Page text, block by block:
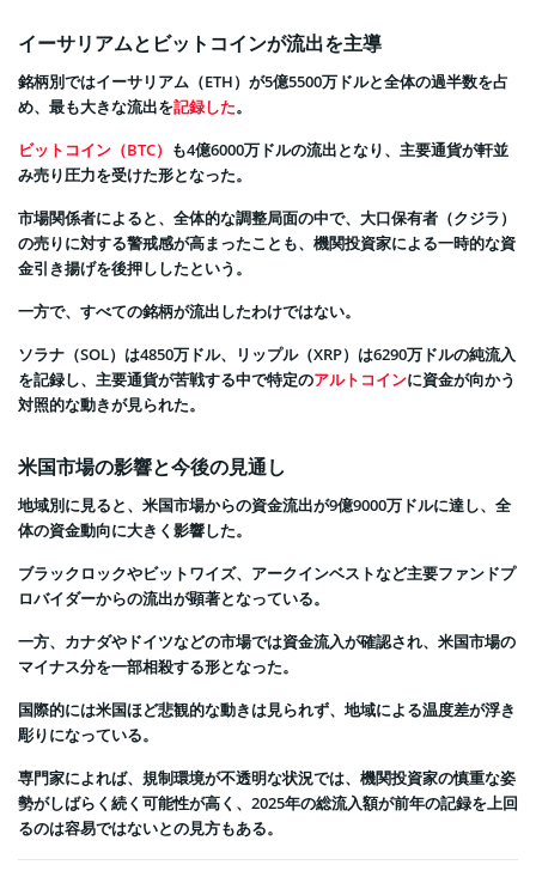
イーサリアムとビットコインが流出を主導
銘柄別ではイーサリアム（ETH）が5億5500万ドルと全体の過半数を占
め、最も大きな流出を記録した。
ビットコイン（BTC） も4億6000万ドルの流出となり、主要通貨が軒並
み売り圧力を受けた形となった。
市場関係者によると、全体的な調整局面の中で、大口保有者（クジラ）
の売りに対する警戒感が高まったことも、機関投資家による一時的な資
金引き揚げを後押ししたという。
一方で、すべての銘柄が流出したわけではない。
ソラナ（SOL）は4850万ドル、リップル（XRP）は6290万ドルの純流入
を記録し、主要通貨が苦戦する中で特定のアルトコインに資金が向かう
対照的な動きが見られた。
米国市場の影響と今後の見通し
地域別に見ると、米国市場からの資金流出が9億9000万ドルに達し、全
体の資金動向に大きく影響した。
ブラックロックやビットワイズ、アークインベストなど主要ファンドプ
ロバイダーからの流出が顕著となっている。
一方、カナダやドイツなどの市場では資金流入が確認され、米国市場の
マイナス分を一部相殺する形となった。
国際的には米国ほど悲観的な動きは見られず、地域による温度差が浮き
彫りになっている。
専門家によれば、規制環境が不透明な状況では、機関投資家の慎重な姿
勢がしばらく続く可能性が高く、2025年の総流入額が前年の記録を上回
るのは容易ではないとの見方もある。